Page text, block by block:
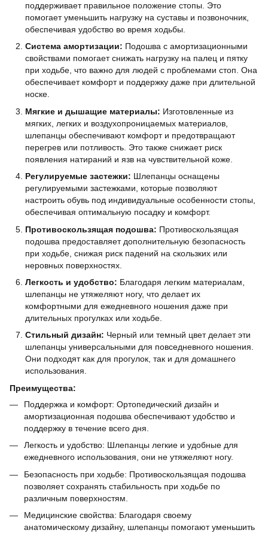
поддерживает правильное положение стопы. Это
помогает уменьшить нагрузку на суставы и позвоночник,
обеспечивая удобство во время ходьбы.
Система амортизации: Подошва с амортизационными
свойствами помогает снижать нагрузку на палец и пятку
при ходьбе, что важно для людей с проблемами стоп. Она
обеспечивает комфорт и поддержку даже при длительной
носке.
Мягкие и дышащие материалы: Изготовленные из
мягких, легких и воздухопроницаемых материалов,
шлепанцы обеспечивают комфорт и предотвращают
перегрев или потливость. Это также снижает риск
появления натираний и язв на чувствительной коже.
Регулируемые застежки: Шлепанцы оснащены
регулируемыми застежками, которые позволяют
настроить обувь под индивидуальные особенности стопы,
обеспечивая оптимальную посадку и комфорт.
Противоскользящая подошва: Противоскользящая
подошва предоставляет дополнительную безопасность
при ходьбе, снижая риск падений на скользких или
неровных поверхностях.
Легкость и удобство: Благодаря легким материалам,
шлепанцы не утяжеляют ногу, что делает их
комфортными для ежедневного ношения даже при
длительных прогулках или ходьбе.
Стильный дизайн: Черный или темный цвет делает эти
шлепанцы универсальными для повседневного ношения.
Они подходят как для прогулок, так и для домашнего
использования.
Преимущества:
Поддержка и комфорт: Ортопедический дизайн и
амортизационная подошва обеспечивают удобство и
поддержку в течение всего дня.
Легкость и удобство: Шлепанцы легкие и удобные для
ежедневного использования, они не утяжеляют ногу.
Безопасность при ходьбе: Противоскользящая подошва
позволяет сохранять стабильность при ходьбе по
различным поверхностям.
Медицинские свойства: Благодаря своему
анатомическому дизайну, шлепанцы помогают уменьшить